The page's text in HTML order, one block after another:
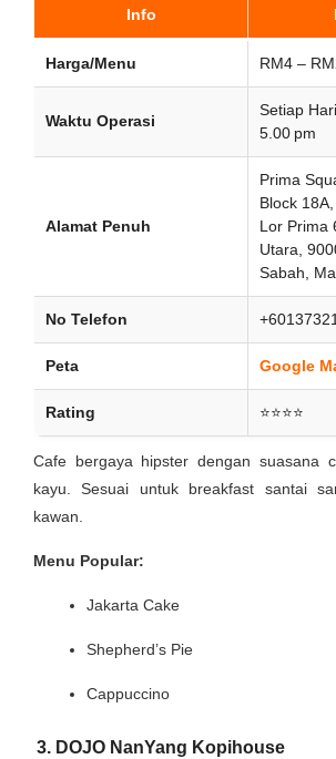
Info
Harga/Menu RM4 –
Waktu Operasi
Setiap
5.00 pm
Alamat Penuh
Prima
Block
Lor Prima
Utara,
Sabah,
No Telefon
Peta Google
Rating ⭐⭐⭐⭐
Cafe bergaya hipster dengan suasana
kayu. Sesuai untuk breakfast santai
kawan.
Menu Popular:
Jakarta Cake
Shepherd’s Pie
Cappuccino
3. DOJO NanYang Kopihouse